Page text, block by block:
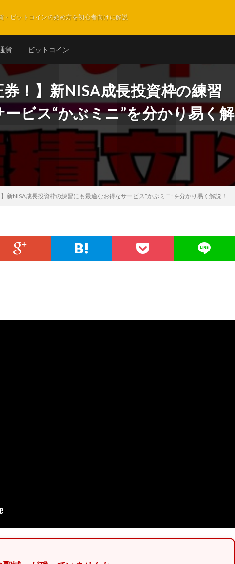
・ビットコインの始め方を初心者向けに解説
貨 ビットコイン
券！】新NISA成長投資枠の練習
ビス“かぶミニ”を分かり易く解
】新NISA成長投資枠の練習にも最適なお得なサービス“かぶミニ”を分かり易く解説！